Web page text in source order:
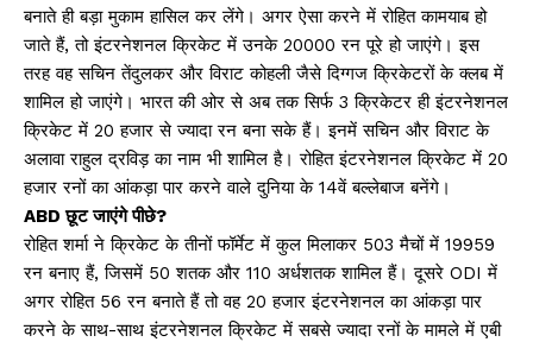
बनाते ही बड़ा मुकाम हासिल कर लेंगे। अगर ऐसा करने में रोहित कामयाब हो
जाते हैं, तो इंटरनेशनल क्रिकेट में उनके 20000 रन पूरे हो जाएंगे। इस
तरह वह सचिन तेंदुलकर और विराट कोहली जैसे दिग्गज क्रिकेटरों के क्लब में
शामिल हो जाएंगे। भारत की ओर से अब तक सिर्फ 3 क्रिकेटर ही इंटरनेशनल
क्रिकेट में 20 हजार से ज्यादा रन बना सके हैं। इनमें सचिन और विराट के
अलावा राहुल द्रविड़ का नाम भी शामिल है। रोहित इंटरनेशनल क्रिकेट में 20
हजार रनों का आंकड़ा पार करने वाले दुनिया के 14वें बल्लेबाज बनेंगे।
ABD छूट जाएंगे पीछे?
रोहित शर्मा ने क्रिकेट के तीनों फॉर्मेट में कुल मिलाकर 503 मैचों में 19959
रन बनाए हैं, जिसमें 50 शतक और 110 अर्धशतक शामिल हैं। दूसरे ODI में
अगर रोहित 56 रन बनाते हैं तो वह 20 हजार इंटरनेशनल का आंकड़ा पार
करने के साथ-साथ इंटरनेशनल क्रिकेट में सबसे ज्यादा रनों के मामले में एबी